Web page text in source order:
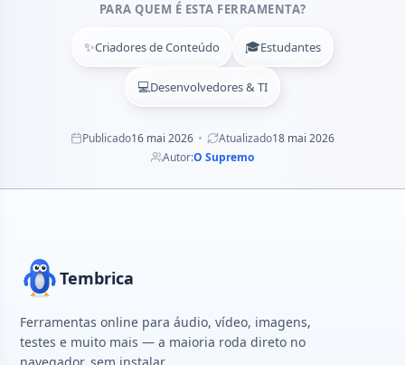
PARA QUEM É ESTA FERRAMENTA?
✨Criadores de Conteúdo 🎓Estudantes
💻Desenvolvedores & TI
Publicado16 mai 2026 Atualizado18 mai 2026
Autor:O Supremo
Tembrica
Ferramentas online para áudio, vídeo, imagens,
testes e muito mais — a maioria roda direto no